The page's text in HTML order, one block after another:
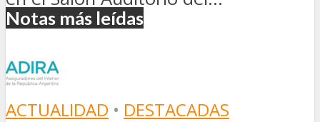
Notas más leídas
ACTUALIDAD • DESTACADAS